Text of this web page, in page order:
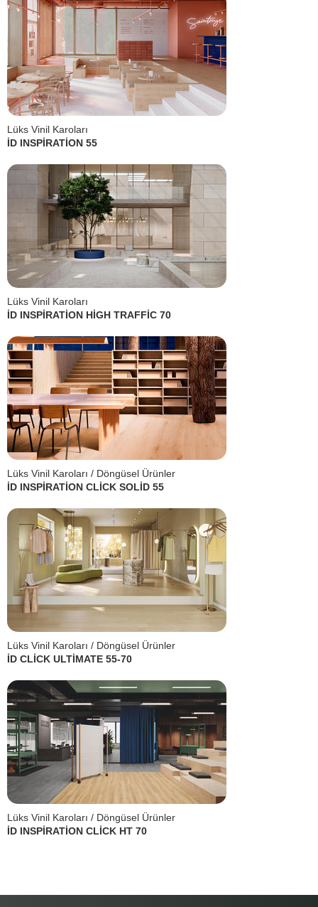
Lüks Vinil Karoları
İD INSPİRATİON 55
Lüks Vinil Karoları
İD INSPİRATİON HİGH TRAFFİC 70
Lüks Vinil Karoları / Döngüsel Ürünler
İD INSPİRATİON CLİCK SOLİD 55
Lüks Vinil Karoları / Döngüsel Ürünler
İD CLİCK ULTİMATE 55-70
Lüks Vinil Karoları / Döngüsel Ürünler
İD INSPİRATİON CLİCK HT 70